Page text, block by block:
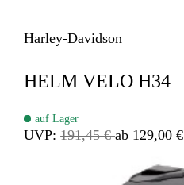
Harley-Davidson
HELM VELO H34
auf Lager
UVP:191,45 € ab 129,00 €